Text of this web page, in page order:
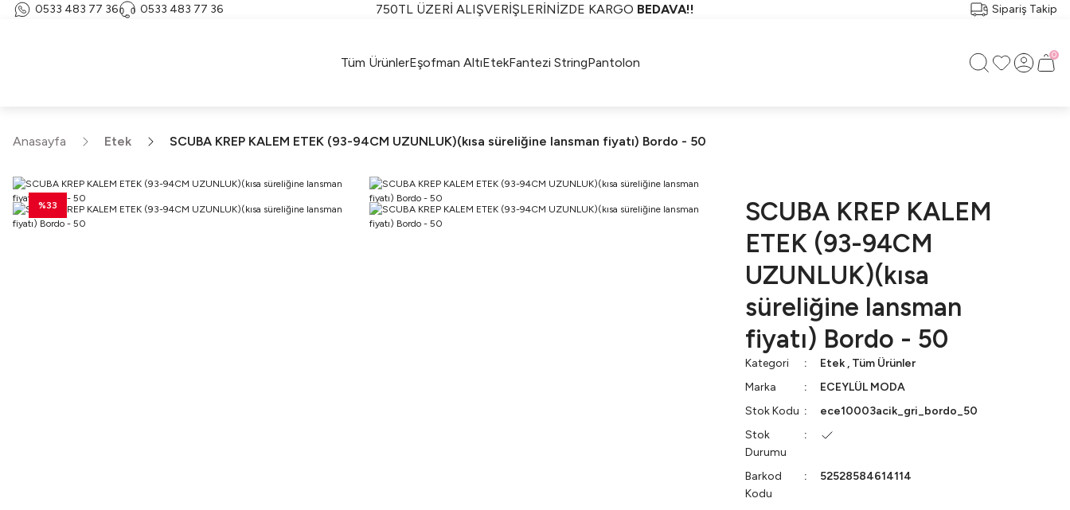
0533 483 77 36 0533 483 77 36 750TL ÜZERİ ALIŞVERİŞLERİNİZDE KARGO BEDAVA!!
KAPIDA ÖDEME İMKANI
Sipariş Takip
Tüm ÜrünlerEşofman AltıEtekFantezi StringPantolon
0
Anasayfa Etek SCUBA KREP KALEM ETEK (93-94CM UZUNLUK)(kısa süreliğine lansman fiyatı) Bordo - 50
%33
SCUBA KREP KALEM
ETEK (93-94CM
UZUNLUK)(kısa
süreliğine lansman
fiyatı) Bordo - 50
Kategori Etek , Tüm Ürünler
Marka
ECEYLÜL MODA
Stok Kodu
ece10003acik_gri_bordo_50
Stok
Durumu
Barkod
Kodu
52528584614114